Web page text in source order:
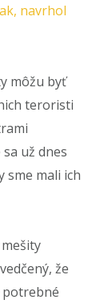
navrhol
môžu byť
teroristi
už dnes
sme mali ich
že
potrebné